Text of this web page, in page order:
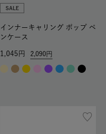
SALE
インナーキャリング ポップ ペ
ンケース
2,090
1,045